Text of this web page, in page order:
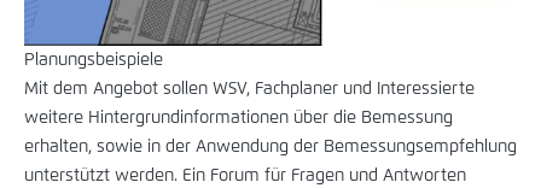
Planungsbeispiele
Mit dem Angebot sollen WSV, Fachplaner und Interessierte
weitere Hintergrundinformationen über die Bemessung
erhalten, sowie in der Anwendung der Bemessungsempfehlung
unterstützt werden. Ein Forum für Fragen und Antworten